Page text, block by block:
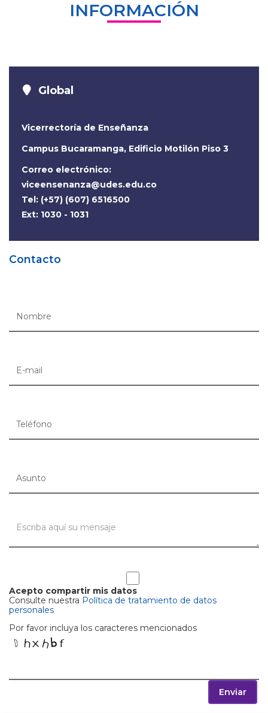
INFORMACIÓN
Global
Vicerrectoría de Enseñanza
Campus Bucaramanga, Edificio Motilón Piso 3
Correo electrónico:
viceensenanza@udes.edu.co
Tel: (+57) (607) 6516500
Ext: 1030 - 1031
Contacto
Acepto compartir mis datos
Consulte nuestra Política de tratamiento de datos
personales
Por favor incluya los caracteres mencionados
Enviar